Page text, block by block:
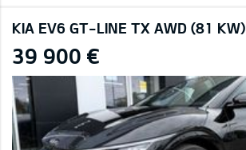
KIA EV6 GT-LINE TX AWD (81 KW)
39 900 €